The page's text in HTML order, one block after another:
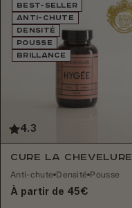
BEST-SELLER
ANTI-CHUTE
DENSITÉ
POUSSE
BRILLANCE
4.3
Cure La Chevelure
Anti-chute Densité Pousse
À partir de 45€